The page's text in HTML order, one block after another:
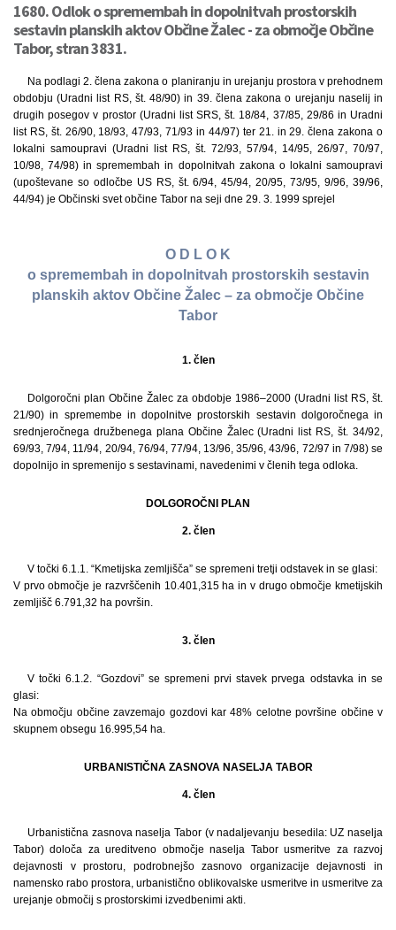
1680. Odlok o spremembah in dopolnitvah prostorskih
sestavin planskih aktov Občine Žalec - za območje Občine
Tabor, stran 3831.
Na podlagi 2. člena zakona o planiranju in urejanju prostora v prehodnem
obdobju (Uradni list RS, št. 48/90) in 39. člena zakona o urejanju naselij in
drugih posegov v prostor (Uradni list SRS, št. 18/84, 37/85, 29/86 in Uradni
list RS, št. 26/90, 18/93, 47/93, 71/93 in 44/97) ter 21. in 29. člena zakona o
lokalni samoupravi (Uradni list RS, št. 72/93, 57/94, 14/95, 26/97, 70/97,
10/98, 74/98) in spremembah in dopolnitvah zakona o lokalni samoupravi
(upoštevane so odločbe US RS, št. 6/94, 45/94, 20/95, 73/95, 9/96, 39/96,
44/94) je Občinski svet občine Tabor na seji dne 29. 3. 1999 sprejel
O D L O K
o spremembah in dopolnitvah prostorskih sestavin
planskih aktov Občine Žalec – za območje Občine
Tabor
1. člen
Dolgoročni plan Občine Žalec za obdobje 1986–2000 (Uradni list RS, št.
21/90) in spremembe in dopolnitve prostorskih sestavin dolgoročnega in
srednjeročnega družbenega plana Občine Žalec (Uradni list RS, št. 34/92,
69/93, 7/94, 11/94, 20/94, 76/94, 77/94, 13/96, 35/96, 43/96, 72/97 in 7/98) se
dopolnijo in spremenijo s sestavinami, navedenimi v členih tega odloka.
DOLGOROČNI PLAN
2. člen
V točki 6.1.1. “Kmetijska zemljišča” se spremeni tretji odstavek in se glasi:
V prvo območje je razvrščenih 10.401,315 ha in v drugo območje kmetijskih
zemljišč 6.791,32 ha površin.
3. člen
V točki 6.1.2. “Gozdovi” se spremeni prvi stavek prvega odstavka in se
glasi:
Na območju občine zavzemajo gozdovi kar 48% celotne površine občine v
skupnem obsegu 16.995,54 ha.
URBANISTIČNA ZASNOVA NASELJA TABOR
4. člen
Urbanistična zasnova naselja Tabor (v nadaljevanju besedila: UZ naselja
Tabor) določa za ureditveno območje naselja Tabor usmeritve za razvoj
dejavnosti v prostoru, podrobnejšo zasnovo organizacije dejavnosti in
namensko rabo prostora, urbanistično oblikovalske usmeritve in usmeritve za
urejanje območij s prostorskimi izvedbenimi akti.